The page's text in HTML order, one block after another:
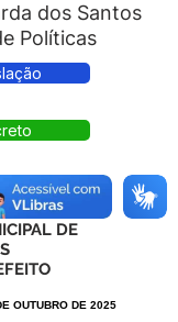
dos Santos
Políticas
DE
OUTUBRO DE 2025